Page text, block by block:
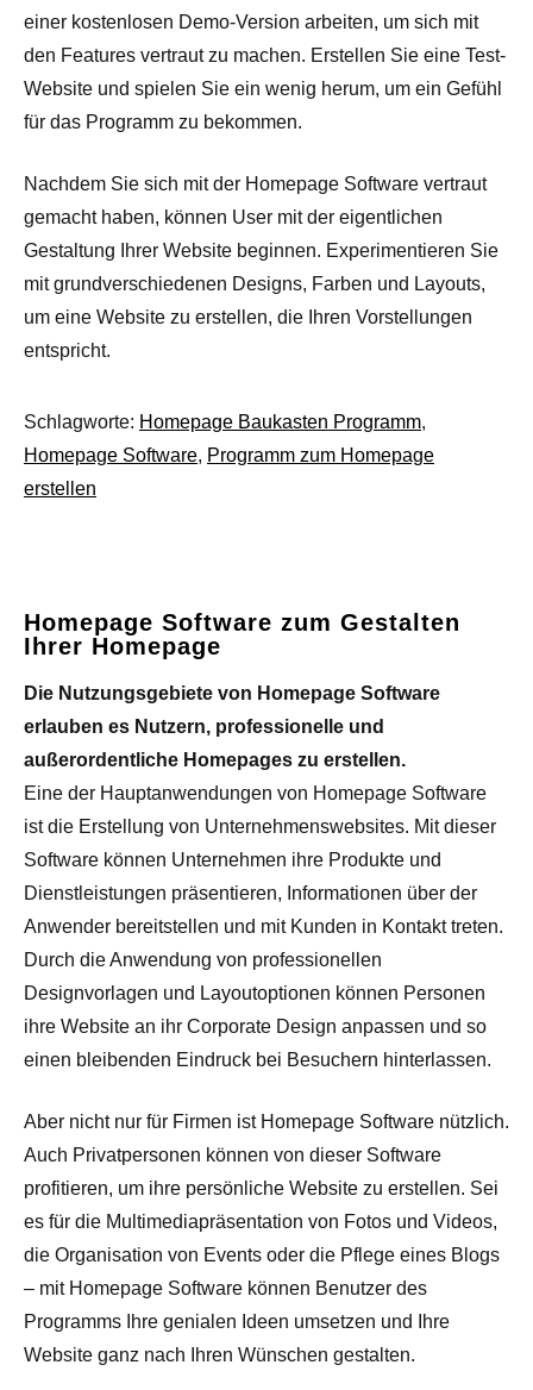
einer kostenlosen Demo-Version arbeiten, um sich mit
den Features vertraut zu machen. Erstellen Sie eine Test-
Website und spielen Sie ein wenig herum, um ein Gefühl
für das Programm zu bekommen.
Nachdem Sie sich mit der Homepage Software vertraut
gemacht haben, können User mit der eigentlichen
Gestaltung Ihrer Website beginnen. Experimentieren Sie
mit grundverschiedenen Designs, Farben und Layouts,
um eine Website zu erstellen, die Ihren Vorstellungen
entspricht.
Schlagworte: Homepage Baukasten Programm,
Homepage Software, Programm zum Homepage
erstellen
Homepage Software zum Gestalten
Ihrer Homepage
Die Nutzungsgebiete von Homepage Software
erlauben es Nutzern, professionelle und
außerordentliche Homepages zu erstellen.
Eine der Hauptanwendungen von Homepage Software
ist die Erstellung von Unternehmenswebsites. Mit dieser
Software können Unternehmen ihre Produkte und
Dienstleistungen präsentieren, Informationen über der
Anwender bereitstellen und mit Kunden in Kontakt treten.
Durch die Anwendung von professionellen
Designvorlagen und Layoutoptionen können Personen
ihre Website an ihr Corporate Design anpassen und so
einen bleibenden Eindruck bei Besuchern hinterlassen.
Aber nicht nur für Firmen ist Homepage Software nützlich.
Auch Privatpersonen können von dieser Software
profitieren, um ihre persönliche Website zu erstellen. Sei
es für die Multimediapräsentation von Fotos und Videos,
die Organisation von Events oder die Pflege eines Blogs
– mit Homepage Software können Benutzer des
Programms Ihre genialen Ideen umsetzen und Ihre
Website ganz nach Ihren Wünschen gestalten.